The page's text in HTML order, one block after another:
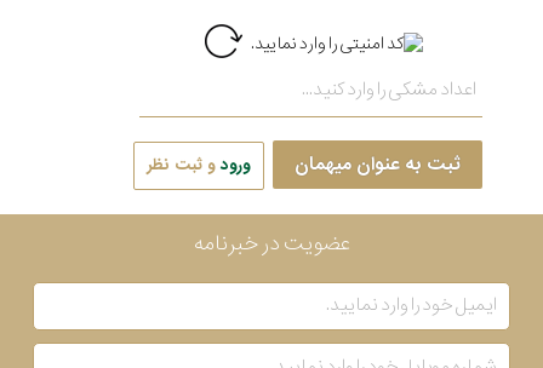
ثبت به عنوان میهمان ورودو ثبت نظر
عضویت در خبرنامه